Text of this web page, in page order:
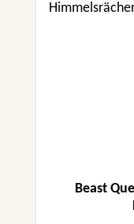
Beast